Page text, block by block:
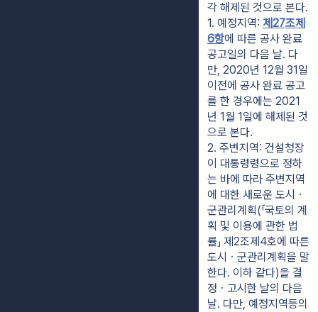
각 해제된 것으로 본다.
1. 예정지역: 제27조제
6항에 따른 공사 완료
공고일의 다음 날. 다
만, 2020년 12월 31일
이전에 공사 완료 공고
를 한 경우에는 2021
년 1월 1일에 해제된 것
으로 본다.
2. 주변지역: 건설청장
이 대통령령으로 정하
는 바에 따라 주변지역
에 대한 새로운 도시ㆍ
군관리계획(「국토의 계
획 및 이용에 관한 법
률」 제2조제4호에 따른
도시ㆍ군관리계획을 말
한다. 이하 같다)을 결
정ㆍ고시한 날의 다음
날. 다만, 예정지역등의